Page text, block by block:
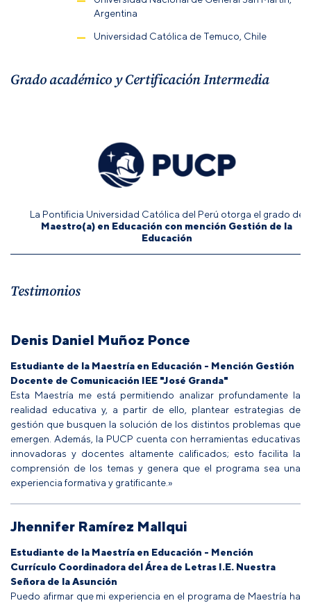
Argentina
Universidad Católica de Temuco, Chile
Grado académico y Certificación Intermedia
La Pontificia Universidad Católica del Perú otorga el grado de
Maestro(a) en Educación con mención Gestión de la
Educación
Testimonios
Denis Daniel Muñoz Ponce
Estudiante de la Maestría en Educación - Mención Gestión
Docente de Comunicación IEE "José Granda"
Esta Maestría me está permitiendo analizar profundamente la
realidad educativa y, a partir de ello, plantear estrategias de
gestión que busquen la solución de los distintos problemas que
emergen. Además, la PUCP cuenta con herramientas educativas
innovadoras y docentes altamente calificados; esto facilita la
comprensión de los temas y genera que el programa sea una
experiencia formativa y gratificante.»
Jhennifer Ramírez Mallqui
Estudiante de la Maestría en Educación - Mención
Currículo Coordinadora del Área de Letras I.E. Nuestra
Señora de la Asunción
Puedo afirmar que mi experiencia en el programa de Maestría ha